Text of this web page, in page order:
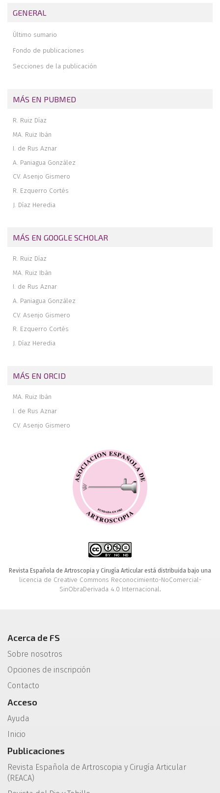
defects
allograft for the treatment of chronic acromioclavicular
roots with multiple ligament injury of the knee following high-energy
GENERAL
Último sumario
Fondo de publicaciones
Secciones de la publicación
MÁS EN PUBMED
R. Ruiz Díaz
MA. Ruiz Ibán
I. de Rus Aznar
A. Paniagua González
CV. Asenjo Gismero
R. Ezquerro Cortés
J. Díaz Heredia
MÁS EN GOOGLE SCHOLAR
R. Ruiz Díaz
MA. Ruiz Ibán
I. de Rus Aznar
A. Paniagua González
CV. Asenjo Gismero
R. Ezquerro Cortés
J. Díaz Heredia
MÁS EN ORCID
MA. Ruiz Ibán
I. de Rus Aznar
CV. Asenjo Gismero
Revista Española de Artroscopia y Cirugía Articular está distribuida bajo una
licencia de Creative Commons Reconocimiento-NoComercial-
SinObraDerivada 4.0 Internacional.
Acerca de FS
Sobre nosotros
Opciones de inscripción
Contacto
Acceso
Ayuda
Inicio
Publicaciones
Revista Española de Artroscopia y Cirugía Articular
(REACA)